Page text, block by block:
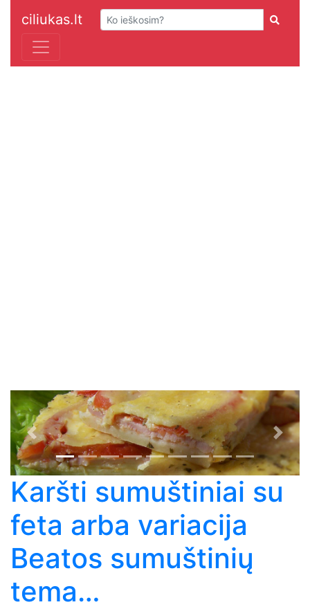
ciliukas.lt
Previous Next
Karšti sumuštiniai su
feta arba variacija
Beatos sumuštinių
tema…